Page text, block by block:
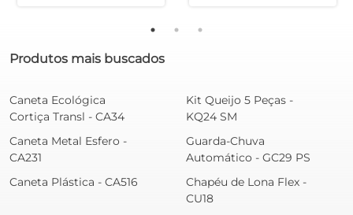
Produtos mais buscados
Caneta Ecológica
Cortiça Transl - CA34
Caneta Metal Esfero -
CA231
Caneta Plástica - CA516
Kit Queijo 5 Peças -
KQ24 SM
Guarda-Chuva
Automático - GC29 PS
Chapéu de Lona Flex -
CU18